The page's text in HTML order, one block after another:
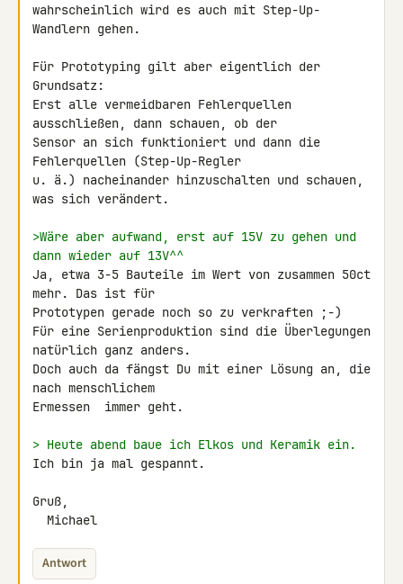
wahrscheinlich wird es auch mit Step-Up-
Wandlern gehen.
Für Prototyping gilt aber eigentlich der
Grundsatz:
Erst alle vermeidbaren Fehlerquellen
ausschließen, dann schauen, ob der
Sensor an sich funktioniert und dann die
Fehlerquellen (Step-Up-Regler
u. ä.) nacheinander hinzuschalten und schauen,
was sich verändert.
>Wäre aber aufwand, erst auf 15V zu gehen und
dann wieder auf 13V^^
Ja, etwa 3-5 Bauteile im Wert von zusammen 50ct
mehr. Das ist für
Prototypen gerade noch so zu verkraften ;-)
Für eine Serienproduktion sind die Überlegungen
natürlich ganz anders.
Doch auch da fängst Du mit einer Lösung an, die
nach menschlichem
Ermessen  immer geht.
> Heute abend baue ich Elkos und Keramik ein.
Ich bin ja mal gespannt.
Gruß,
  Michael
Antwort